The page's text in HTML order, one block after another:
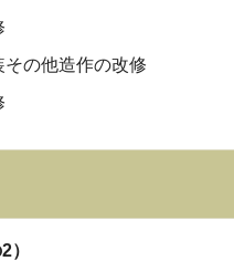
の他造作の改修
）